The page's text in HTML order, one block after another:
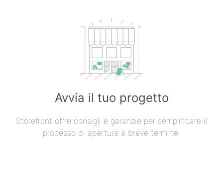
Avvia il tuo progetto
Storefront offre consigli e garanzie per semplificare il
processo di apertura a breve termine.